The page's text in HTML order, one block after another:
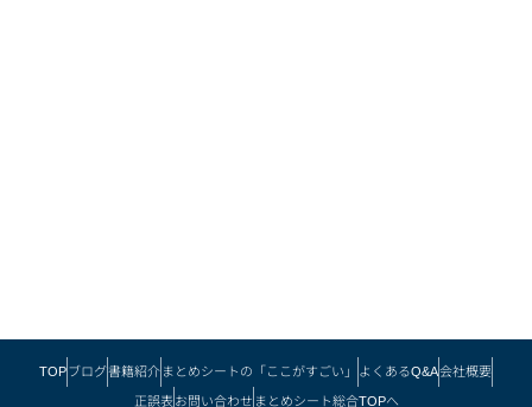
TOPブログ書籍紹介 まとめシートの「ここがすごい」 よくあるQ&A会社概要
正誤表 お問い合わせ まとめシート総合TOPへ